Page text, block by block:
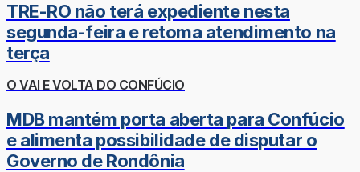
TRE-RO não terá expediente nesta
segunda-feira e retoma atendimento na
terça
O VAI E VOLTA DO CONFÚCIO
MDB mantém porta aberta para Confúcio
e alimenta possibilidade de disputar o
Governo de Rondônia